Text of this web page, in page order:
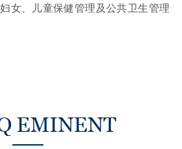
女、儿童保健管理及公共卫生管理
EMINENT